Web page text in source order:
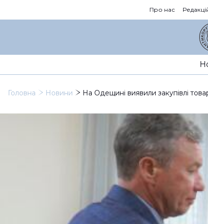
Про нас
Головна Новини На Одещині виявили закупівлі